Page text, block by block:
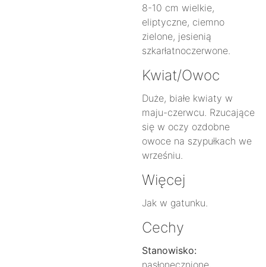
8-10 cm wielkie,
eliptyczne, ciemno
zielone, jesienią
szkarłatnoczerwone.
Kwiat/Owoc
Duże, białe kwiaty w
maju-czerwcu. Rzucające
się w oczy ozdobne
owoce na szypułkach we
wrześniu.
Więcej
Jak w gatunku.
Cechy
Stanowisko:
nasłonecznione,